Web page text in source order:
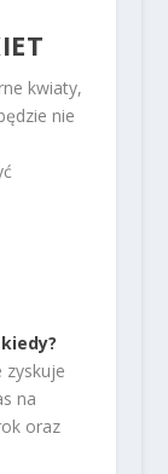
kwiaty,
nie
zyskuje
na
oraz